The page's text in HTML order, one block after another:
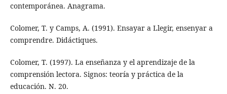
contemporánea. Anagrama.
Colomer, T. y Camps, A. (1991). Ensayar a Llegir, ensenyar a
comprendre. Didáctiques.
Colomer, T. (1997). La enseñanza y el aprendizaje de la
comprensión lectora. Signos: teoría y práctica de la
educación. N. 20.